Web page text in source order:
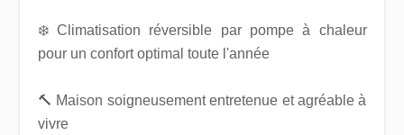
❄️ Climatisation réversible par pompe à chaleur
pour un confort optimal toute l'année
🔨 Maison soigneusement entretenue et agréable à
vivre